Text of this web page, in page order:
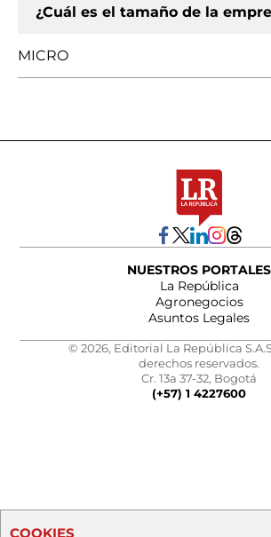
¿Cuál es el tamaño de la
MICRO
NUESTROS PORTALES
La República
Agronegocios
Asuntos Legales
© 2026, Editorial La República
derechos reservados.
Cr. 13a 37-32, Bogotá
(+57) 1 4227600
COOKIES